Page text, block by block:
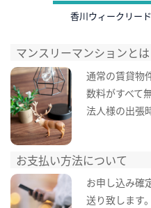
香川ウィークリー
マンスリーマンションとは
通常の賃貸物
数料がすべて
法人様の出張
お支払い方法について
お申し込み確
送り致します。